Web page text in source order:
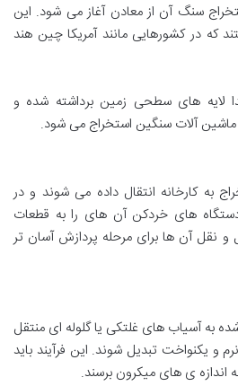
سنگ آن از معادن آغاز می شود. این
که در کشورهایی مانند آمریکا چین هند
لایه های سطحی زمین برداشته شده و
آلات سنگین استخراج می شود.
کارخانه انتقال داده می شوند و در
های خردکن آن های را به قطعات
نقل آن ها برای مرحله پردازش آسان تر
به آسیاب های غلتکی یا گلوله ای منتقل
و یکنواخت تبدیل شوند. این فرآیند باید
اندازه ی های میکرون برسند.